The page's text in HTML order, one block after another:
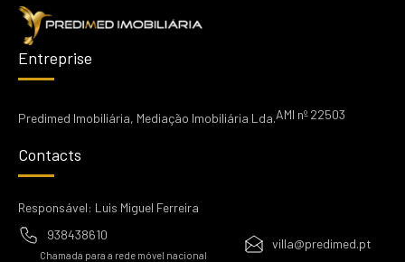
Entreprise
Predimed Imobiliária, Mediação Imobiliária Lda.AMI nº 22503
Contacts
Responsável: Luis Miguel Ferreira
938438610
Chamada para a rede móvel nacional
villa@predimed.pt